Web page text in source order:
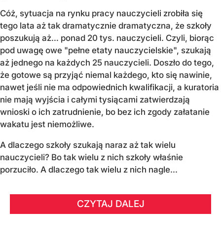
Cóż, sytuacja na rynku pracy nauczycieli zrobiła się
tego lata aż tak dramatycznie dramatyczna, że szkoły
poszukują aż… ponad 20 tys. nauczycieli. Czyli, biorąc
pod uwagę owe "pełne etaty nauczycielskie", szukają
aż jednego na każdych 25 nauczycieli. Doszło do tego,
że gotowe są przyjąć niemal każdego, kto się nawinie,
nawet jeśli nie ma odpowiednich kwalifikacji, a kuratoria
nie mają wyjścia i całymi tysiącami zatwierdzają
wnioski o ich zatrudnienie, bo bez ich zgody załatanie
wakatu jest niemożliwe.
A dlaczego szkoły szukają naraz aż tak wielu
nauczycieli? Bo tak wielu z nich szkoły właśnie
porzuciło. A dlaczego tak wielu z nich nagle...
CZYTAJ DALEJ